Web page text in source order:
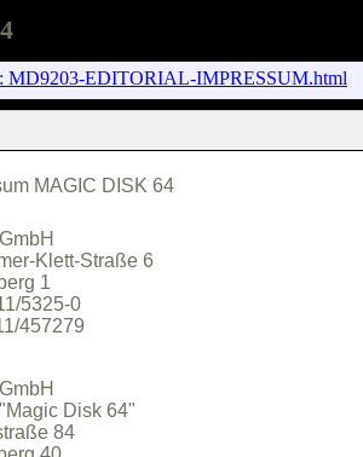
MD9203-EDITORIAL-IMPRESSUM.html
MAGIC DISK 64
GmbH
Klett-Straße 6
1
0911/5325-0
GmbH
"Magic Disk 64"
84